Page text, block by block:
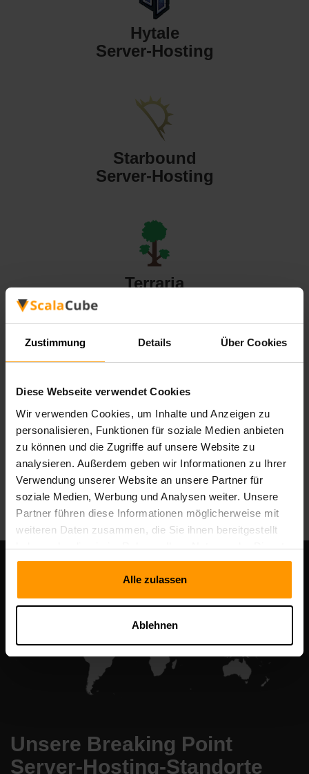
Zustimmung Details Über Cookies
Diese Webseite verwendet Cookies
Wir verwenden Cookies, um Inhalte und Anzeigen zu
personalisieren, Funktionen für soziale Medien anbieten
zu können und die Zugriffe auf unsere Website zu
analysieren. Außerdem geben wir Informationen zu Ihrer
Verwendung unserer Website an unsere Partner für
soziale Medien, Werbung und Analysen weiter. Unsere
Partner führen diese Informationen möglicherweise mit
weiteren Daten zusammen, die Sie ihnen bereitgestellt
haben oder die sie im Rahmen Ihrer Nutzung der Dienste
gesammelt haben.
Alle zulassen
Ablehnen
Hytale
Server-Hosting
Starbound
Server-Hosting
Terraria
Server-Hosting
Valheim
Server-Hosting
All Games
Unsere Breaking Point
Server-Hosting-Standorte